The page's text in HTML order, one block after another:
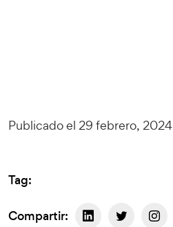
Publicado el 29 febrero, 2024
Tag:
Compartir: